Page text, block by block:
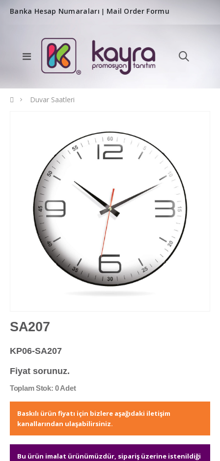
Banka Hesap Numaraları | Mail Order Formu
Duvar Saatleri
SA207
KP06-SA207
Fiyat sorunuz.
Toplam Stok: 0 Adet
Baskılı ürün fiyatı için bizlere aşağıdaki iletişim
kanallarından ulaşabilirsiniz.
Bu ürün imalat ürünümüzdür, sipariş üzerine istenildiği